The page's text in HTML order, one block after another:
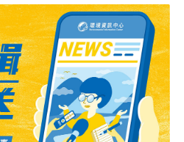
排碳量，綠色婚禮救地球已漸成
低碳婚禮初選的新人創意十足，
婚紗照只沖洗1張作紀念；宴客
站不遠的餐廳，鼓勵賓客不穿西
或搭乘大眾運具參加喜宴。喜宴
，鼓勵賓客自行攜帶餐具。擔任
友相戀10年，準備在年底步上紅
念相當認同，「喜餅、婚宴地點